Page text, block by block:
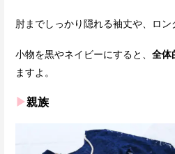
肘までしっかり隠れる袖丈や、ロン
小物を黒やネイビーにすると、 全体
ますよ。
▶親族